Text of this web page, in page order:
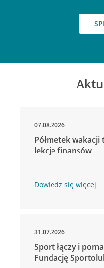
07.08.2026
Półmetek
lekcje finansów
Dowiedz się więcej
31.07.2026
Sport łączy i
Fundację